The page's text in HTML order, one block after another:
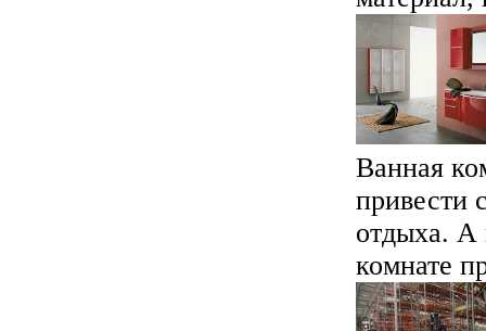
Ванная
привести
отдыха. А
комнате